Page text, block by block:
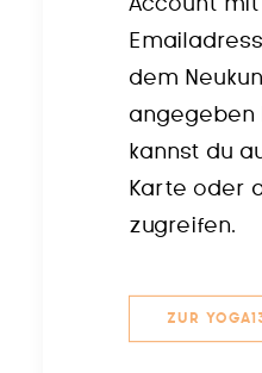
Account mit
dem
angegeben
kannst du
Karte oder
zugreifen.
ZUR